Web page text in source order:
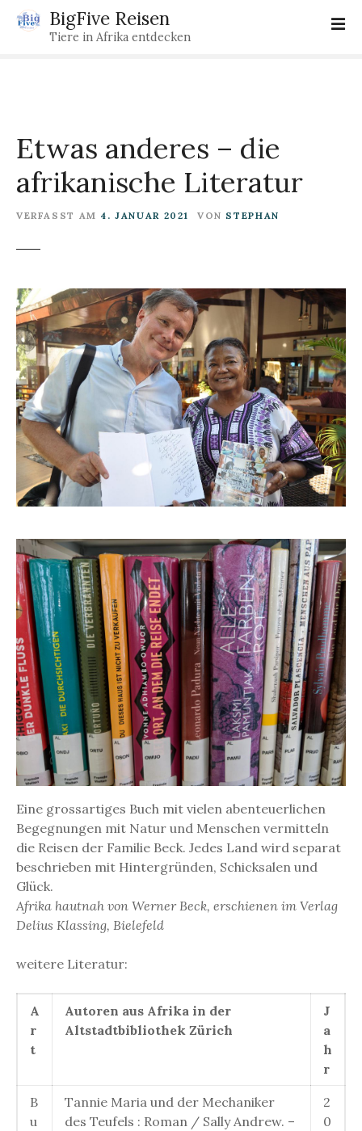
BigFive Reisen
Tiere in Afrika entdecken
Etwas anderes – die
afrikanische Literatur
VERFASST AM 4. JANUAR 2021 VON STEPHAN
Eine grossartiges Buch mit vielen abenteuerlichen
Begegnungen mit Natur und Menschen vermitteln
die Reisen der Familie Beck. Jedes Land wird separat
beschrieben mit Hintergründen, Schicksalen und
Glück.
Afrika hautnah von Werner Beck, erschienen im Verlag
Delius Klassing, Bielefeld
weitere Literatur:
A
r
t
Autoren aus Afrika in der
Altstadtbibliothek Zürich
J
a
h
r
B
u
Tannie Maria und der Mechaniker
des Teufels : Roman / Sally Andrew. –
2
0